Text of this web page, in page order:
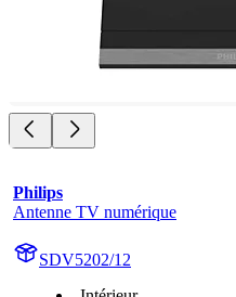
Philips
Antenne TV numérique
SDV5202/12